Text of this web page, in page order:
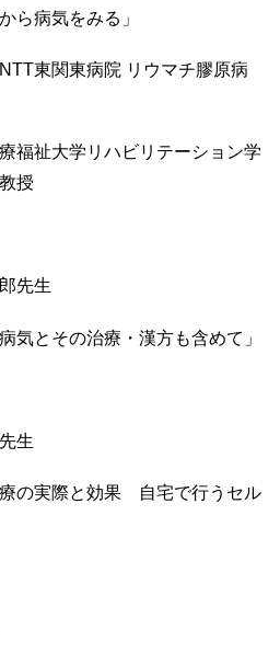
ら病気をみる」
NTT東関東病院 リウマチ膠原病
祉大学リハビリテーション学
授
先生
気とその治療・漢方も含めて」
生
療の実際と効果 自宅で行うセル